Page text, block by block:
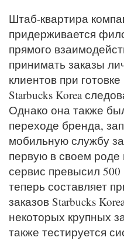
Штаб-квартира
придерживается
прямого
принимать заказы
клиентов при
Starbucks Korea
Однако она также
переходе бренда,
мобильную службу
первую в своем
сервис превысил
теперь составляет
заказов Starbucks
некоторых крупных
также тестируется